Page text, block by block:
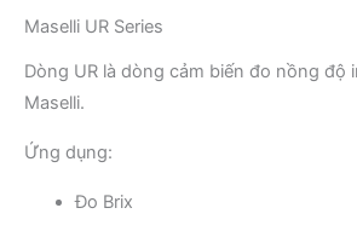
Maselli UR Series
Dòng UR là dòng cảm biến đo nồng độ
Maselli.
Ứng dụng:
Đo Brix